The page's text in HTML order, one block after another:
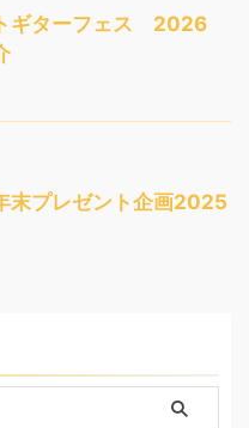
ギターフェス 2026
末プレゼント企画2025